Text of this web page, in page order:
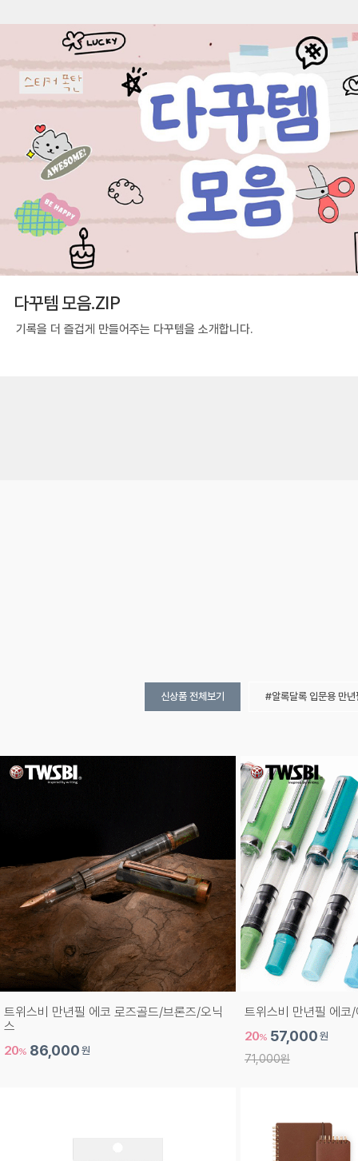
다꾸템 모음.ZIP
기록을 더 즐겁게 만들어주는 다꾸템을 소개합니다.
신상품 전체보기 알록달록 입문용 만
트위스비 만년필 에코 로즈골드/브론즈/오닉
스
20% 86,000 원
트위스비 만년필 에코
20% 57,000 원
71,000원